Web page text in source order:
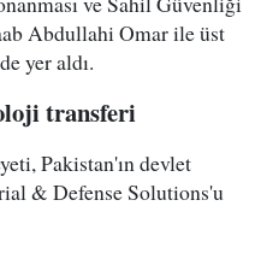
Abdullahi Omar ile üst
yer aldı.
transferi
Pakistan'ın devlet
& Defense Solutions'u